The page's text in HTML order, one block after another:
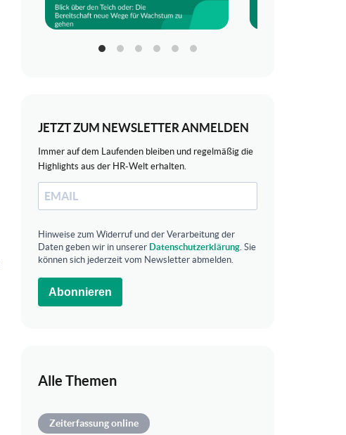
JETZT ZUM NEWSLETTER ANMELDEN
Immer auf dem Laufenden bleiben und regelmäßig die
Highlights aus der HR-Welt erhalten.
Hinweise zum Widerruf und der Verarbeitung der
Daten geben wir in unserer Datenschutzerklärung. Sie
können sich jederzeit vom Newsletter abmelden.
Abonnieren
Alle Themen
Zeiterfassung online